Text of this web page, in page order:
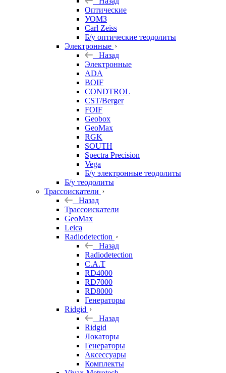
Оптические
УОМЗ
Carl Zeiss
Б/у оптические теодолиты
Электронные
Назад
Электронные
ADA
BOIF
CONDTROL
CST/Berger
FOIF
Geobox
GeoMax
RGK
SOUTH
Spectra Precision
Vega
Б/у электронные теодолиты
Б/у теодолиты
Трассоискатели
Назад
Трассоискатели
GeoMax
Leica
Radiodetection
Назад
Radiodetection
C.A.T
RD4000
RD7000
RD8000
Генераторы
Ridgid
Назад
Ridgid
Локаторы
Генераторы
Аксессуары
Комплекты